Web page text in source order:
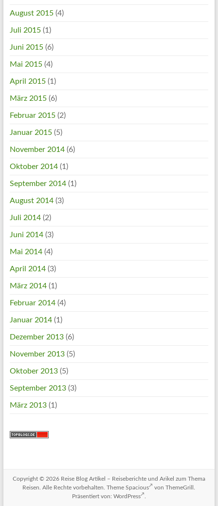
August 2015(4)
Juli 2015(1)
Juni 2015(6)
Mai 2015(4)
April 2015(1)
März 2015(6)
Februar 2015(2)
Januar 2015(5)
November 2014(6)
Oktober 2014(1)
September 2014(1)
August 2014(3)
Juli 2014(2)
Juni 2014(3)
Mai 2014(4)
April 2014(3)
März 2014(1)
Februar 2014(4)
Januar 2014(1)
Dezember 2013(6)
November 2013(5)
Oktober 2013(5)
September 2013(3)
März 2013(1)
Copyright © 2026 Reise Blog Artikel – Reiseberichte und Arikel zum Thema
Reisen . Alle Rechte vorbehalten. ThemeSpacious
von ThemeGrill.
Präsentiert von: WordPress